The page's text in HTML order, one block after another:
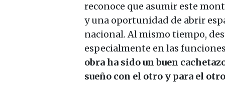
reconoce que asumir este
y una oportunidad de abrir
nacional. Al mismo tiempo,
especialmente en las
obra ha sido un buen
sueño con el otro y para el